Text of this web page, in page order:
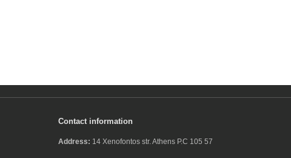
Contact information
Address: 14 Xenofontos str. Athens P.C 105 57